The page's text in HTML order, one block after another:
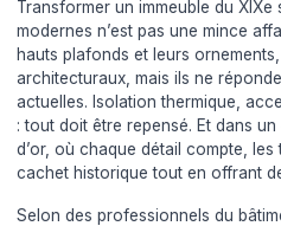
Transformer un immeuble du XIXe
modernes n’est pas une mince
hauts plafonds et leurs
architecturaux, mais ils ne
actuelles. Isolation thermique,
: tout doit être repensé. Et dans
d’or, où chaque détail compte,
cachet historique tout en offrant
Selon des professionnels du